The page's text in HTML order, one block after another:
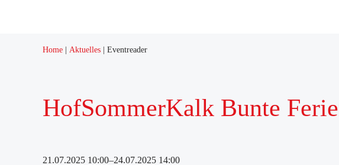
Home Aktuelles Eventreader
HofSommerKalk Bunte
21.07.2025 10:00–24.07.2025 14:00